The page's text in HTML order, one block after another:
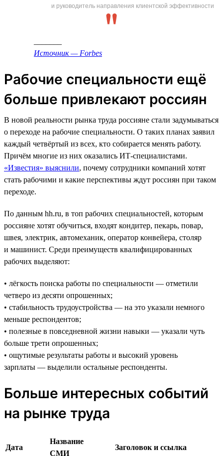
и руководитель направления клиентской эффективности
Источник — Forbes
Рабочие специальности ещё
больше привлекают россиян
В новой реальности рынка труда россияне стали задумываться
о переходе на рабочие специальности. О таких планах заявил
каждый четвёртый из всех, кто собирается менять работу.
Причём многие из них оказались ИТ-специалистами.
«Известия» выяснили, почему сотрудники компаний хотят
стать рабочими и какие перспективы ждут россиян при таком
переходе.
По данным hh.ru, в топ рабочих специальностей, которым
россияне хотят обучиться, входят кондитер, пекарь, повар,
швея, электрик, автомеханик, оператор конвейера, столяр
и машинист. Среди преимуществ квалифицированных
рабочих выделяют:
• лёгкость поиска работы по специальности — отметили
четверо из десяти опрошенных;
• стабильность трудоустройства — на это указали немного
меньше респондентов;
• полезные в повседневной жизни навыки — указали чуть
больше трети опрошенных;
• ощутимые результаты работы и высокий уровень
зарплаты — выделили остальные респонденты.
Больше интересных событий
на рынке труда
Дата
Название
СМИ
Заголовок и ссылка